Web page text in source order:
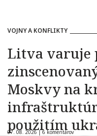
VOJNY A KONFLIKTY
Litva varuje
Moskvy na
použitím
07. 08. 2026 |6 komentárov